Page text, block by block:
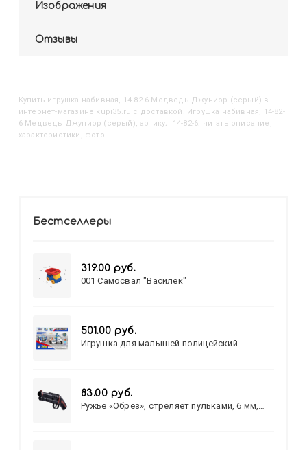
Изображения
Отзывы
Купить Игрушка набивная, 14-82-6 Медведь Джуниор (серый) в
интернет-магазине kupi35.ru с доставкой. Игрушка набивная, 14-82-
6 Медведь Джуниор (серый), артикул 14-82-6: читать описание,
характеристики, фото
Бестселлеры
319.00 руб.
001 Самосвал "Василек"
501.00 руб.
Игрушка для малышей полицейский
83.00 руб.
Ружье «Обрез», стреляет пульками, 6 мм,